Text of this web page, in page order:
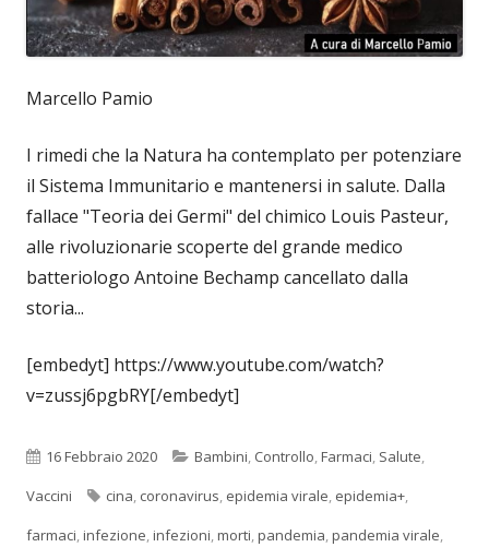
Marcello Pamio
I rimedi che la Natura ha contemplato per potenziare
il Sistema Immunitario e mantenersi in salute. Dalla
fallace "Teoria dei Germi" del chimico Louis Pasteur,
alle rivoluzionarie scoperte del grande medico
batteriologo Antoine Bechamp cancellato dalla
storia...
[embedyt] https://www.youtube.com/watch?
v=zussj6pgbRY[/embedyt]
Pubblicato
16 Febbraio 2020 Categorie
Bambini Controllo Farmaci Salute
Vaccini
Tag
cina coronavirus epidemia virale epidemia+
farmaci infezione infezioni morti pandemia pandemia virale